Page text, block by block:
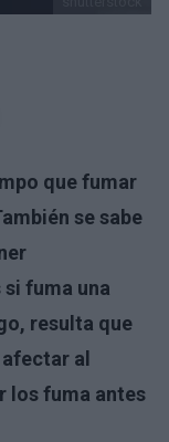
que fumar
se sabe
fuma una
resulta que
al
los fuma antes